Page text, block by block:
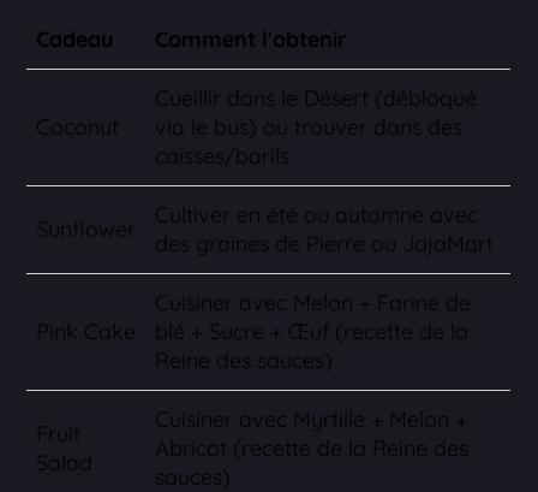
Cadeau Comment l'obtenir
Coconut
Cueillir dans le Désert (débloqué
via le bus) ou trouver dans des
caisses/barils
Sunflower
Cultiver en été ou automne avec
des graines de Pierre ou JojaMart
Pink Cake
Cuisiner avec Melon + Farine de
blé + Sucre + Œuf (recette de la
Reine des sauces)
Fruit
Salad
Cuisiner avec Myrtille + Melon +
Abricot (recette de la Reine des
sauces)